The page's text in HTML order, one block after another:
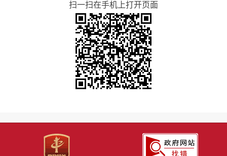
扫一扫在手机上打开页面